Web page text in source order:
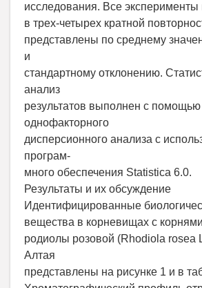
исследования. Все
в трех-четырех кратной
представлены по среднему
и
стандартному отклонению.
анализ
результатов выполнен с помощью
однофакторного
дисперсионного анализа с
програм-
много обеспечения Statistica 6.0.
Результаты и их обсуждение
Идентифицированные
вещества в корневищах с
родиолы розовой (Rhodiola rosea
Алтая
представлены на рисунке 1 и в